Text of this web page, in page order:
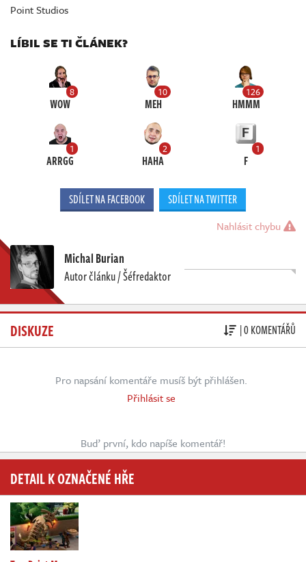
Point Studios
LÍBIL SE TI ČLÁNEK?
8
WOW
10
MEH
126
HMMM
1
ARRGG
2
HAHA
1
F
SDÍLET NA FACEBOOK SDÍLET NA TWITTER
Nahlásit chybu
Michal Burian
Autor článku / Šéfredaktor
DISKUZE | 0 KOMENTÁŘŮ
Pro napsání komentáře musíš být přihlášen.
Přihlásit se
Buď první, kdo napíše komentář!
DETAIL K OZNAČENÉ HŘE